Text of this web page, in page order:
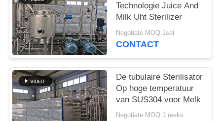
Technologie Juice And
Milk Uht Sterilizer
Negotiate MOQ:1set
CONTACT
De tubulaire Sterilisator
Op hoge temperatuur
van SUS304 voor Melk
Negotiate MOQ:1 reeks